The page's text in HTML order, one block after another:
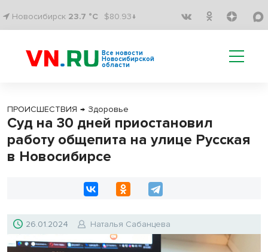
Новосибирск 23.7 °C $80.93↓
Все новости
Новосибирской
области
ПРОИСШЕСТВИЯ → Здоровье
Суд на 30 дней приостановил
работу общепита на улице Русская
в Новосибирсе
26.01.2024 Наталья Сабанцева